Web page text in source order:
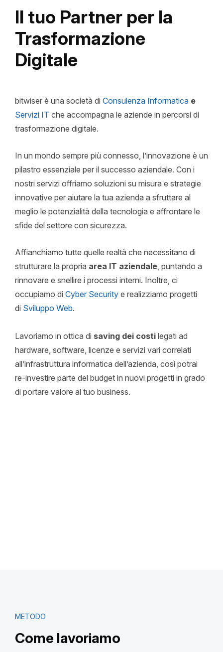
News
Insights
Il tuo Partner per la
Trasformazione
Digitale
bitwiser è una società di Consulenza Informatica e
Servizi IT che accompagna le aziende in percorsi di
trasformazione digitale.
In un mondo sempre più connesso, l’innovazione è un
pilastro essenziale per il successo aziendale. Con i
nostri servizi offriamo soluzioni su misura e strategie
innovative per aiutare la tua azienda a sfruttare al
meglio le potenzialità della tecnologia e affrontare le
sfide del settore con sicurezza.
Affianchiamo tutte quelle realtà che necessitano di
strutturare la propria area IT aziendale, puntando a
rinnovare e snellire i processi interni. Inoltre, ci
occupiamo di Cyber Security e realizziamo progetti
di Sviluppo Web.
Lavoriamo in ottica di saving dei costi legati ad
hardware, software, licenze e servizi vari correlati
all’infrastruttura informatica dell’azienda, così potrai
re-investire parte del budget in nuovi progetti in grado
di portare valore al tuo business.
METODO
Come lavoriamo